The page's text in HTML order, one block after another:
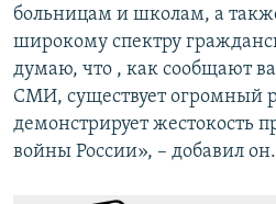
больницам и школам, а
широкому спектру
думаю, что , как сообщают
СМИ, существует огромный
демонстрирует жестокость
войны России», – добавил он.